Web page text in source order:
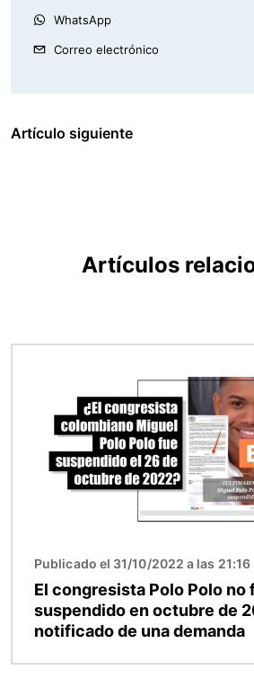
WhatsApp
Correo electrónico
Artículo siguiente
Artículos
Publicado el 31/10/2022 a las 21:16
El congresista Polo Polo no
suspendido en octubre de
notificado de una demanda